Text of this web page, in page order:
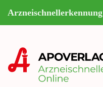
Arzneischnellerkennung